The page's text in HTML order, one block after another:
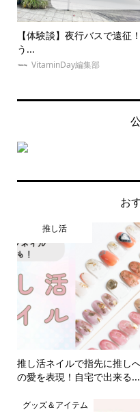
【体験談】夜行バスで遠征
う...
VitaminDay編集部
お
推し活
推し活ネイルで指先に推し
の愛を表現！自宅で出来る...
グッズ＆アイテム